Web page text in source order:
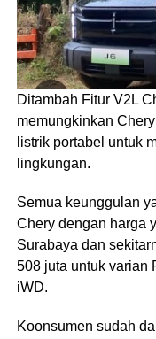
Ditambah Fitur V2L
memungkinkan
listrik portabel untuk
lingkungan.
Semua keunggulan
Chery dengan harga
Surabaya dan
508 juta untuk varian
iWD.
Koonsumen sudah